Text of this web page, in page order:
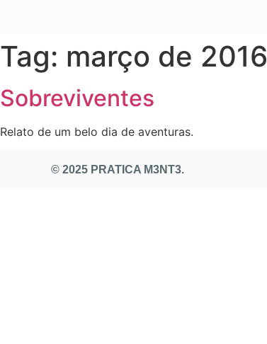
Tag: março de 2016
Sobreviventes
Relato de um belo dia de aventuras.
© 2025 PRATICA M3NT3.